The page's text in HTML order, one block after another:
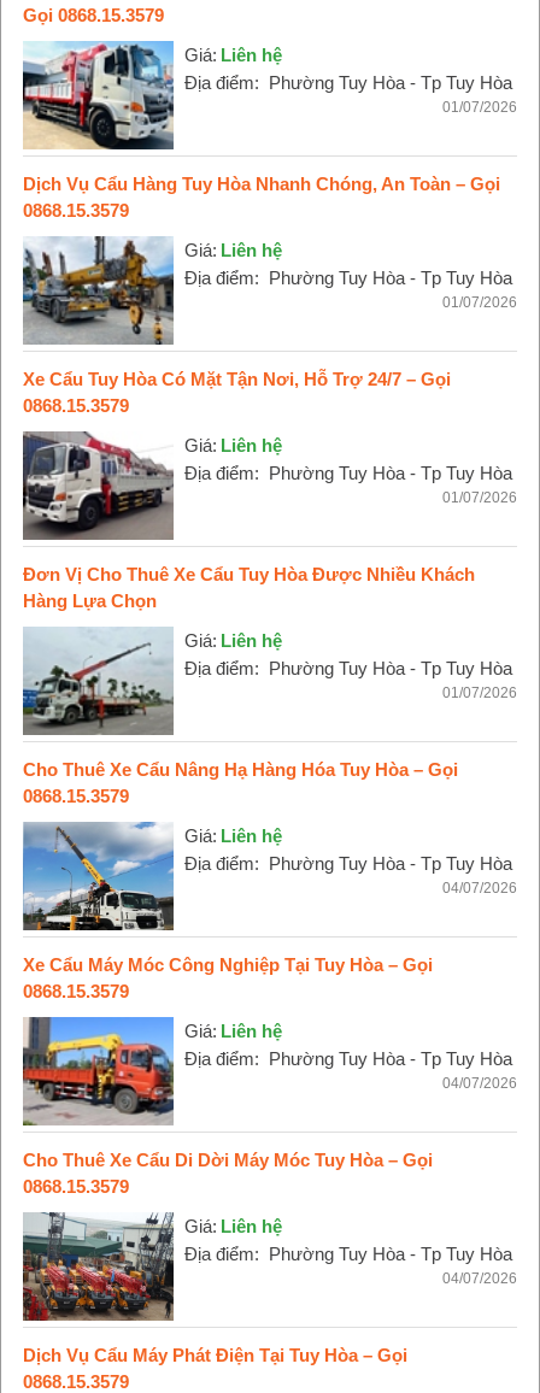
Gọi 0868.15.3579
Giá: Liên hệ
Địa điểm: Phường Tuy Hòa - Tp Tuy Hòa
01/07/2026
Dịch Vụ Cẩu Hàng Tuy Hòa Nhanh Chóng, An Toàn – Gọi
0868.15.3579
Giá: Liên hệ
Địa điểm: Phường Tuy Hòa - Tp Tuy Hòa
01/07/2026
Xe Cẩu Tuy Hòa Có Mặt Tận Nơi, Hỗ Trợ 24/7 – Gọi
0868.15.3579
Giá: Liên hệ
Địa điểm: Phường Tuy Hòa - Tp Tuy Hòa
01/07/2026
Đơn Vị Cho Thuê Xe Cẩu Tuy Hòa Được Nhiều Khách
Hàng Lựa Chọn
Giá: Liên hệ
Địa điểm: Phường Tuy Hòa - Tp Tuy Hòa
01/07/2026
Cho Thuê Xe Cẩu Nâng Hạ Hàng Hóa Tuy Hòa – Gọi
0868.15.3579
Giá: Liên hệ
Địa điểm: Phường Tuy Hòa - Tp Tuy Hòa
04/07/2026
Xe Cẩu Máy Móc Công Nghiệp Tại Tuy Hòa – Gọi
0868.15.3579
Giá: Liên hệ
Địa điểm: Phường Tuy Hòa - Tp Tuy Hòa
04/07/2026
Cho Thuê Xe Cẩu Di Dời Máy Móc Tuy Hòa – Gọi
0868.15.3579
Giá: Liên hệ
Địa điểm: Phường Tuy Hòa - Tp Tuy Hòa
04/07/2026
Dịch Vụ Cẩu Máy Phát Điện Tại Tuy Hòa – Gọi
0868.15.3579